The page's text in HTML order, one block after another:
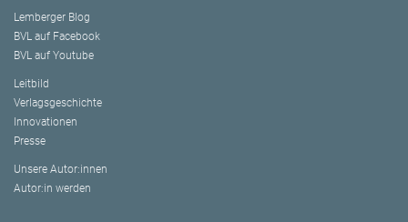
Lemberger Blog
BVL auf Facebook
BVL auf Youtube
Leitbild
Verlagsgeschichte
Innovationen
Presse
Unsere Autor:innen
Autor:in werden